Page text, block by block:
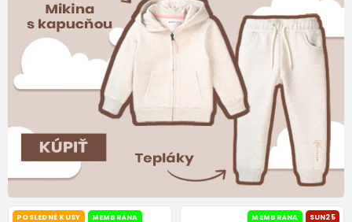
POSLEDNÉ KUSY MEMBRÁNA MEMBRÁNA SUN25